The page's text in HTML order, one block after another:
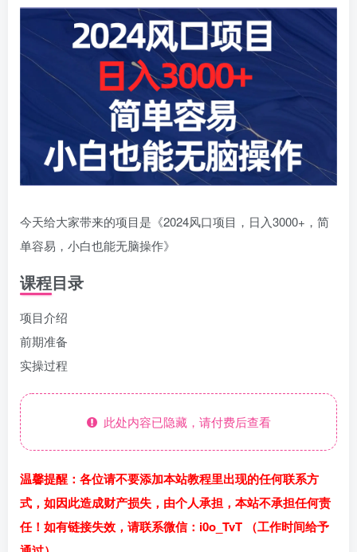
今天给大家带来的项目是《2024风口项目，日入3000+，简
单容易，小白也能无脑操作》
课程目录
项目介绍
前期准备
实操过程
此处内容已隐藏，请付费后查看
温馨提醒：各位请不要添加本站教程里出现的任何联系方
式，如因此造成财产损失，由个人承担，本站不承担任何责
任！如有链接失效，请联系微信：i0o_TvT （工作时间给予